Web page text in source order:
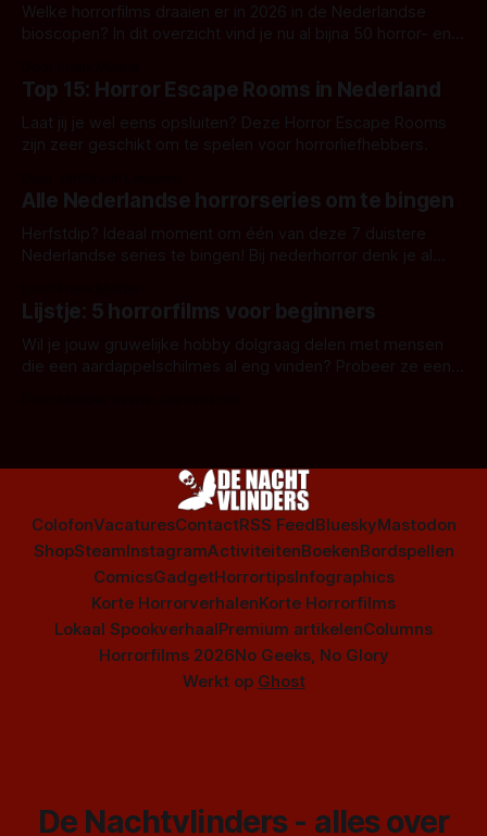
Welke horrorfilms draaien er in 2026 in de Nederlandse
bioscopen? In dit overzicht vind je nu al bijna 50 horror- en
Top 15: Horror Escape Rooms in Nederland
Laat jij je wel eens opsluiten? Deze Horror Escape Rooms
zijn zeer geschikt om te spelen voor horrorliefhebbers.
Alle Nederlandse horrorseries om te bingen
Herfstdip? Ideaal moment om één van deze 7 duistere
Nederlandse series te bingen! Bij nederhorror denk je al
Amsterdamned of The Johnsons. Maar Nederlandse horror
is niet beperkt tot films. Hier een aantal Nederlandse tv-
series uit het duistere of horrorgenre. Als
Lijstje: 5 horrorfilms voor beginners
Wil je jouw gruwelijke hobby dolgraag delen met mensen
die een aardappelschilmes al eng vinden? Probeer ze eens
ColofonVacaturesContactRSS FeedBlueskyMastodon
ShopSteamInstagramActiviteitenBoekenBordspellen
ComicsGadgetHorrortipsInfographics
Korte HorrorverhalenKorte Horrorfilms
Lokaal SpookverhaalPremium artikelenColumns
Horrorfilms 2026No Geeks, No Glory
Werkt op Ghost
De Nachtvlinders - alles over